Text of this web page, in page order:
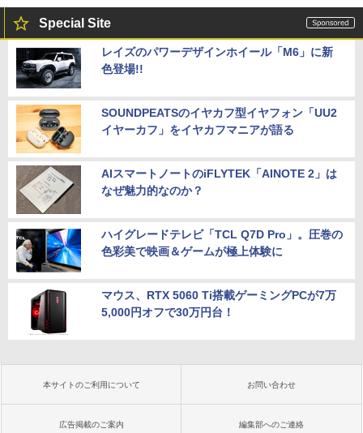
Special Site
レイズのパワーデザインホイール「M6」に新
色登場!!
SOUNDPEATSのイヤカフ型イヤフォン「UU2
イヤーカフ」をイヤカフマニアが語る
AIスマートノートのiFLYTEK「AINOTE 2」は
なぜ魅力的なのか？
ハイグレードテレビ「TCL Q7D Pro」。圧巻の
色彩美で映画＆ゲームが極上体験に
マウス、RTX 5060 Ti搭載ゲーミングPCが7万
5,000円オフで30万円台！
本サイトのご利用について お問い合わせ
広告掲載のご案内 編集部へのご連絡